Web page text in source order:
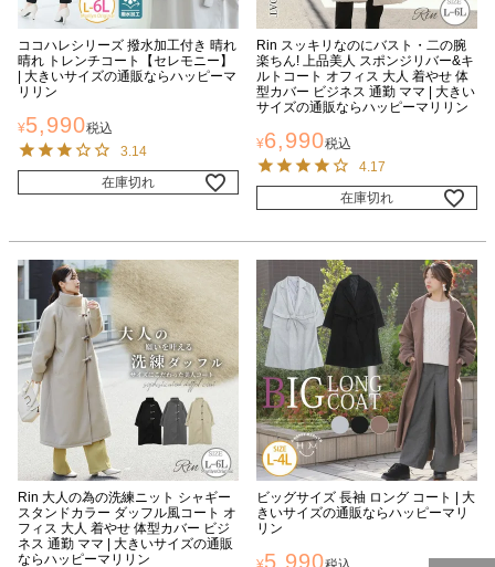
ココハレシリーズ 撥水加工付き 晴れ
晴れ トレンチコート【セレモニー】
| 大きいサイズの通販ならハッピーマ
リリン
¥5,990税込
3.14
在庫切れ
Rin スッキリなのにバスト・二の腕
楽ちん! 上品美人 スポンジリバー&キ
ルトコート オフィス 大人 着やせ 体
型カバー ビジネス 通勤 ママ | 大きい
サイズの通販ならハッピーマリリン
¥6,990税込
4.17
在庫切れ
Rin 大人の為の洗練ニット シャギー
スタンドカラー ダッフル風コート オ
フィス 大人 着やせ 体型カバー ビジ
ネス 通勤 ママ | 大きいサイズの通販
ならハッピーマリリン
ビッグサイズ 長袖 ロング コート | 大
きいサイズの通販ならハッピーマリ
リン
5,990